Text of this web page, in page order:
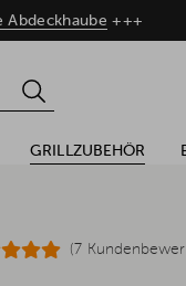
Abdeckhaube +++
GRILLZUBEHÖR
(7